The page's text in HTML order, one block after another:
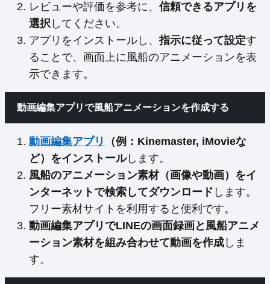
レビューや評価を参考に、 信頼できるアプリを
選択してください。
アプリをインストールし、指示に従って設定す
ることで、画面上に風船のアニメーションを表
示できます。
動画編集アプリで風船アニメーションを作成する
動画編集アプリ
（例：Kinemaster, iMovieな
ど）をインストールします。
風船のアニメーション素材（画像や動画）をイ
ンターネットで検索してダウンロード します。
フリー素材サイトを利用すると便利です。
動画編集アプリでLINEの画面録画と風船アニメ
ーション素材を組み合わせて動画を作成 しま
す。